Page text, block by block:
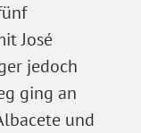
José
jedoch
ging an
und